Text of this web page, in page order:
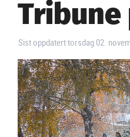
Tribune
Sist oppdatert torsdag 02.